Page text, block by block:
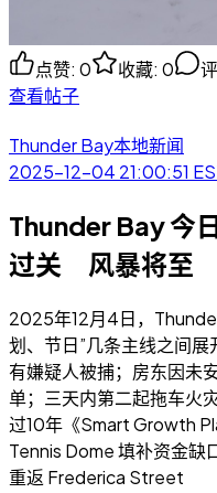
点赞: 0 收藏: 0
查看帖子
Thunder Bay本地新闻
2025-12-04 21:00:51
Thunder Bay 今
过关 风暴将至
2025年12月4日，
划、节日”几条主线之间
有嫌疑人被捕；房东因未
单；三天内第二起拖车火
过10年《Smart Growth
Tennis Dome 填补资金
重返 Frederica Street